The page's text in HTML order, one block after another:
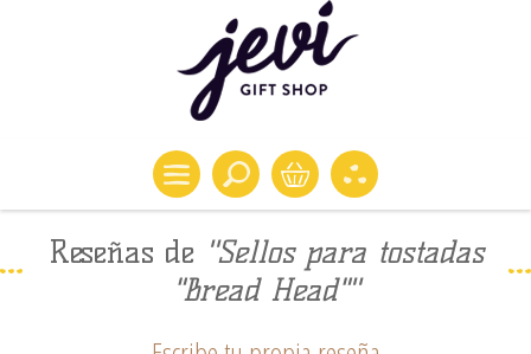
Reseñas de
Sellos para tostadas
"Bread Head"